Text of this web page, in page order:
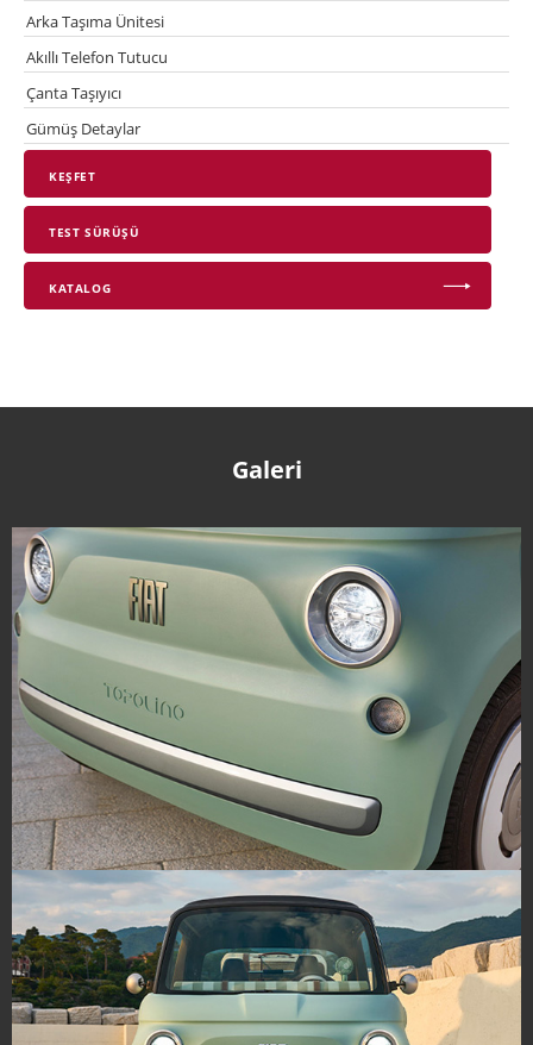
Arka Taşıma Ünitesi
Akıllı Telefon Tutucu
Çanta Taşıyıcı
Gümüş Detaylar
KEŞFET
TEST SÜRÜŞÜ
KATALOG
Galeri